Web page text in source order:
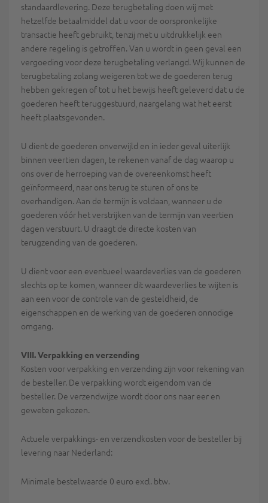
standaardlevering. Deze terugbetaling doen wij met
hetzelfde betaalmiddel dat u voor de oorspronkelijke
transactie heeft gebruikt, tenzij met u uitdrukkelijk een
andere regeling is getroffen. Van u wordt in geen geval een
vergoeding voor deze terugbetaling verlangd. Wij kunnen de
terugbetaling zolang weigeren tot we de goederen terug
hebben gekregen of tot u het bewijs heeft geleverd dat u de
goederen heeft teruggestuurd, naargelang wat het eerst
heeft plaatsgevonden.
U dient de goederen onverwijld en in ieder geval uiterlijk
binnen veertien dagen, te rekenen vanaf de dag waarop u
ons over de herroeping van de overeenkomst heeft
geïnformeerd, naar ons terug te sturen of ons te
overhandigen. Aan de termijn is voldaan, wanneer u de
goederen vóór het verstrijken van de termijn van veertien
dagen verstuurt. U draagt de directe kosten van
terugzending van de goederen.
U dient voor een eventueel waardeverlies van de goederen
slechts op te komen, wanneer dit waardeverlies te wijten is
aan een voor de controle van de gesteldheid, de
eigenschappen en de werking van de goederen onnodige
omgang.
VIII. Verpakking en verzending
Kosten voor verpakking en verzending zijn voor rekening van
de besteller. De verpakking wordt eigendom van de
besteller. De verzendwijze wordt door ons naar eer en
geweten gekozen.
Actuele verpakkings- en verzendkosten voor de besteller bij
levering naar Nederland:
Minimale bestelwaarde 0 euro excl. btw.